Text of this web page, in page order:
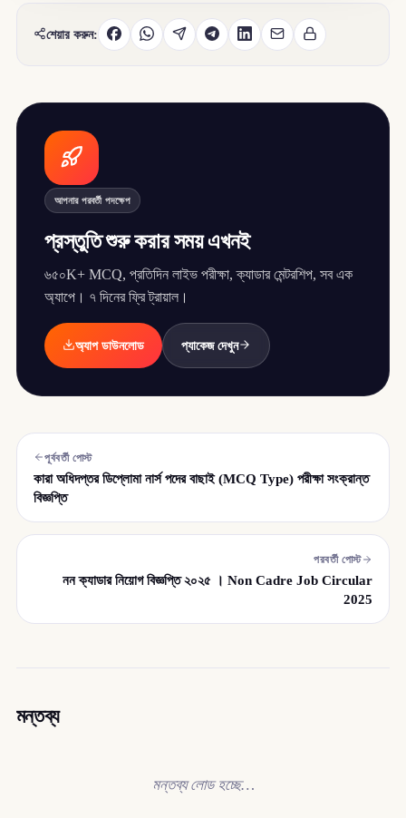
শেয়ার করুন:
আপনার পরবর্তী পদক্ষেপ
প্রস্তুতি শুরু করার সময় এখনই
৬৫০K+ MCQ, প্রতিদিন লাইভ পরীক্ষা, ক্যাডার মেন্টরশিপ, সব এক
অ্যাপে। ৭ দিনের ফ্রি ট্রায়াল।
অ্যাপ ডাউনলোড প্যাকেজ দেখুন
পূর্ববর্তী পোস্ট
কারা অধিদপ্তর ডিপ্লোমা নার্স পদের বাছাই (MCQ Type) পরীক্ষা সংক্রান্ত
বিজ্ঞপ্তি
পরবর্তী পোস্ট
নন ক্যাডার নিয়োগ বিজ্ঞপ্তি ২০২৫ । Non Cadre Job Circular
2025
মন্তব্য
মন্তব্য লোড হচ্ছে…